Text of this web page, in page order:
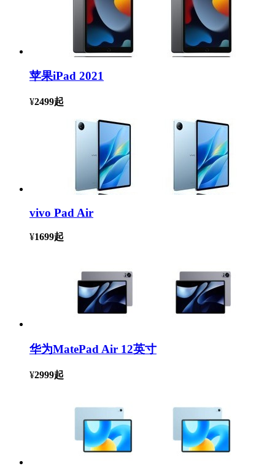
苹果iPad 2021
¥2499起
vivo Pad Air
¥1699起
华为MatePad Air 12英寸
¥2999起